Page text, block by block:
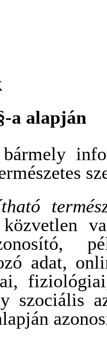
a alapján
bármely
adat,
szociális